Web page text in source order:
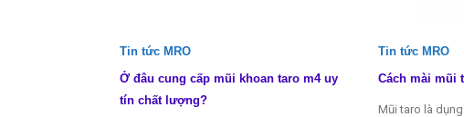
Tin tức MRO
Ở đâu cung cấp mũi khoan taro m4 uy
tín chất lượng?
Tin tức MRO
Cách mài mũi
Mũi taro là